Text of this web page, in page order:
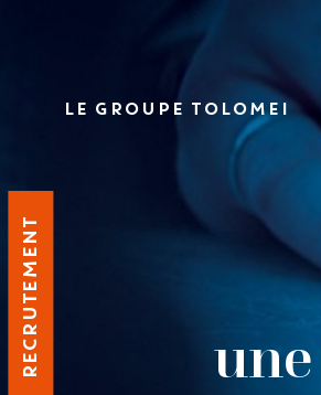
LE GROUPE TOLOMEI
RECRUTEMENT